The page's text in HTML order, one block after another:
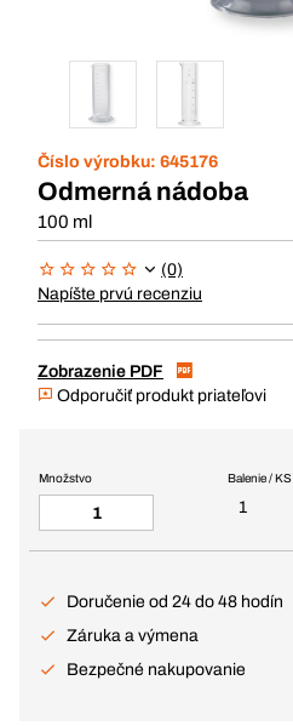
Číslo výrobku: 645176
Odmerná nádoba
100 ml
(0)
Napíšte prvú recenziu
Zobrazenie PDF
Odporučiť produkt priateľovi
Balenie / KS
1
Množstvo
Doručenie od 24 do 48 hodín
Záruka a výmena
Bezpečné nakupovanie